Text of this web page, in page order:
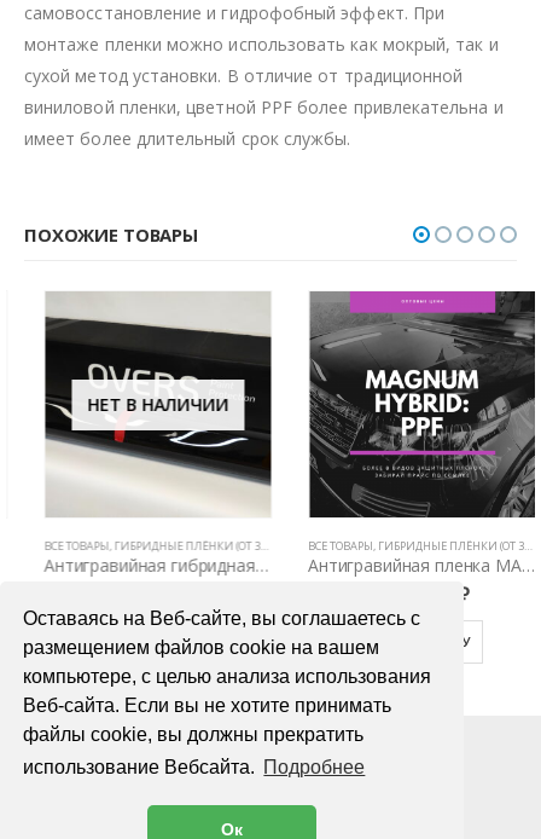
Оставаясь на Веб-сайте, вы соглашаетесь с
размещением файлов cookie на вашем
компьютере, с целью анализа использования
Веб-сайта. Если вы не хотите принимать
файлы cookie, вы должны прекратить
использование Вебсайта. Подробнее
Ок
самовосстановление и гидрофобный эффект. При
монтаже пленки можно использовать как мокрый, так и
сухой метод установки. В отличие от традиционной
виниловой пленки, цветной PPF более привлекательна и
имеет более длительный срок службы.
ПОХОЖИЕ ТОВАРЫ
(5 ЛЕТ, НЕ ВИДНЫ НА КУЗОВЕ)
,ПОЛИУРЕТАНОВЫЕ ПЛЕНКИ PPF (5 ЛЕТ, НЕ ВИДНЫ НА КУЗОВЕ)
,ПОЛИУРЕТАНОВЫЕ ПЛЕНКИ PPF (5 ЛЕТ, НЕ ВИДНЫ НА КУЗОВЕ)
НЕТ В НАЛИЧИИ
ВСЕ ТОВАРЫ,ГИБРИДНЫЕ ПЛЁНКИ (ОТ 3Х ЛЕТ) ЗАЩИТНЫЕ АНТИГРАВИЙНЫЕ ПЛЕНКИ ДЛЯ
Антигравийная гибридная пленка Overs Black Gloss Hybrid 1,52м х 1м
ПОДРОБНЕЕ
ВСЕ ТОВАРЫ,ГИБРИДНЫЕ ПЛЁНКИ (ОТ 3Х ЛЕТ)
Антигравийная пленка MAGNUM HYBRID 1,52м
В КОРЗИНУ